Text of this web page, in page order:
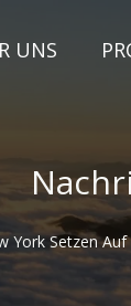
UNS
York Setzen